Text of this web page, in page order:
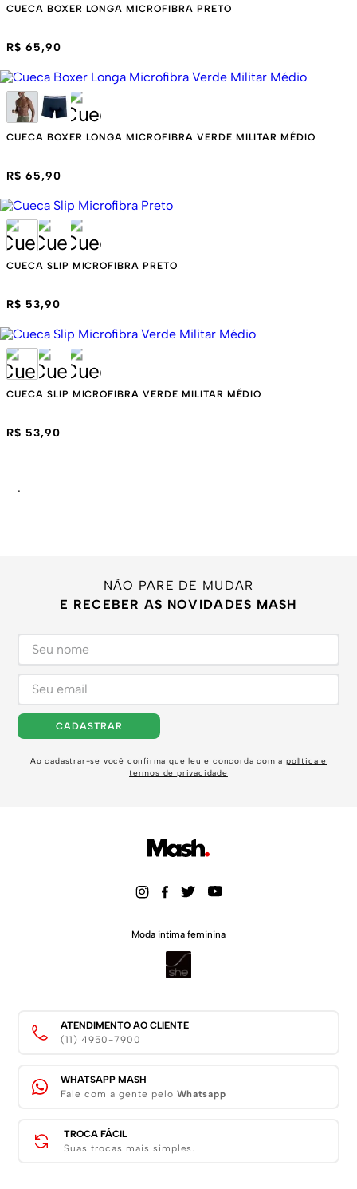
CUECA BOXER LONGA MICROFIBRA PRETO
R$ 65,90
CUECA BOXER LONGA MICROFIBRA VERDE MILITAR MÉDIO
R$ 65,90
CUECA SLIP MICROFIBRA PRETO
R$ 53,90
CUECA SLIP MICROFIBRA VERDE MILITAR MÉDIO
R$ 53,90
.
NÃO PARE DE MUDAR
E RECEBER AS NOVIDADES MASH
CADASTRAR
Ao cadastrar-se você confirma que leu e concorda com a política e
termos de privacidade
Moda intima feminina
ATENDIMENTO AO CLIENTE
(11) 4950-7900
WHATSAPP MASH
Fale com a gente pelo Whatsapp
TROCA FÁCIL
Suas trocas mais simples.